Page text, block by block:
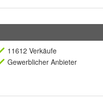
11612 Verkäufe
Gewerblicher Anbieter